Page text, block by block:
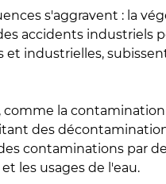
s'aggravent : la
accidents industriels
industrielles,
la
des
contaminations par
les usages de l'eau.